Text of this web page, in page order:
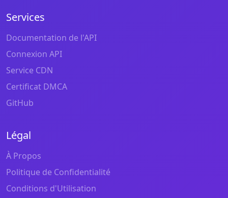
Services
Documentation de l'API
Connexion API
Service CDN
Certificat DMCA
GitHub
Légal
À Propos
Politique de Confidentialité
Conditions d'Utilisation